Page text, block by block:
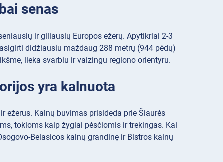
senas
ir giliausių Europos ežerų. Apytikriai 2-3
didžiausiu maždaug 288 metrų (944 pėdų)
lieka svarbiu ir vaizingu regiono orientyru.
yra kalnuota
ežerus. Kalnų buvimas prisideda prie Šiaurės
tokioms kaip žygiai pėsčiomis ir trekingas. Kai
Belasicos kalnų grandinę ir Bistros kalnų